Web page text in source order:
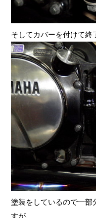
そしてカバーを付けて終
塗装をしているので一部
すが、